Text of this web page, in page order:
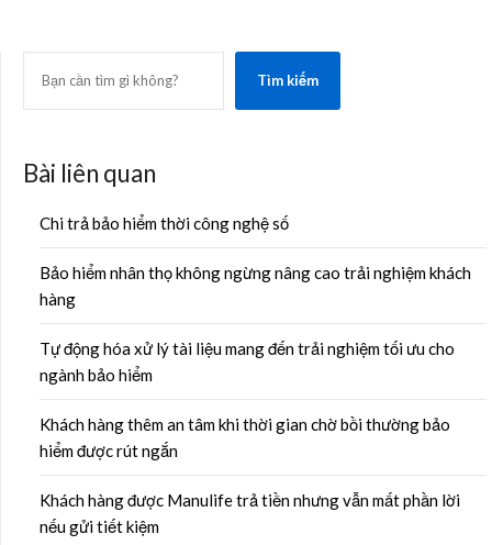
Tìm kiếm
Bài liên quan
Chi trả bảo hiểm thời công nghệ số
Bảo hiểm nhân thọ không ngừng nâng cao trải nghiệm khách
hàng
Tự động hóa xử lý tài liệu mang đến trải nghiệm tối ưu cho
ngành bảo hiểm
Khách hàng thêm an tâm khi thời gian chờ bồi thường bảo
hiểm được rút ngắn
Khách hàng được Manulife trả tiền nhưng vẫn mất phần lời
nếu gửi tiết kiệm